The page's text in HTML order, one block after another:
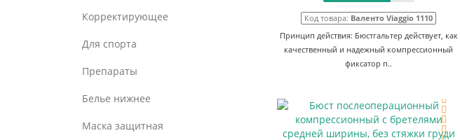
Корректирующее
Для спорта
Препараты
Белье нижнее
Маска защитная
Код товара: Валенто Viaggio 1110
Принцип действия: Бюстгальтер действует, как
качественный и надежный компрессионный
фиксатор п..